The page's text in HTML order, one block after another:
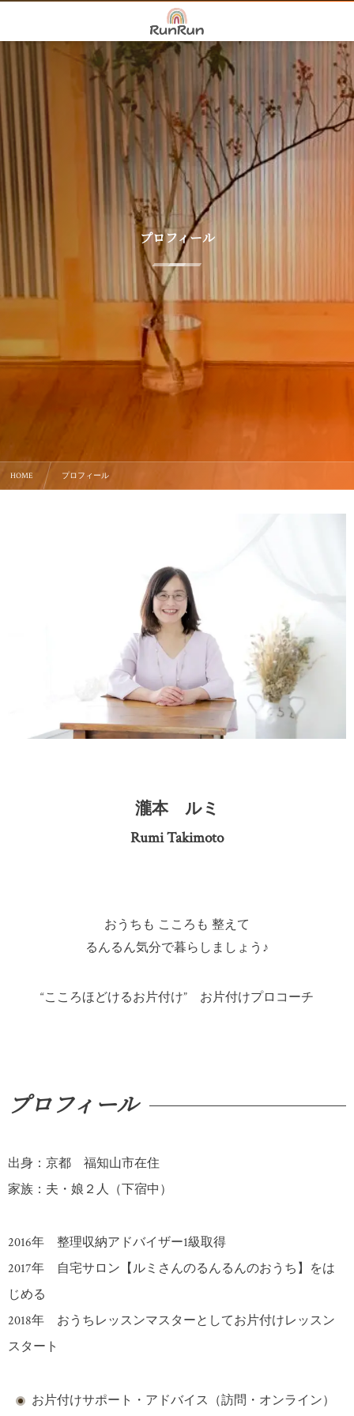
プロフィール
HOME プロフィール
瀧本 ルミ
Rumi Takimoto
おうちも こころも 整えて
るんるん気分で暮らしましょう♪
“こころほどけるお片付け” お片付けプロコーチ
プロフィール
出身：京都 福知山市在住
家族：夫・娘２人（下宿中）
2016年 整理収納アドバイザー1級取得
2017年 自宅サロン【ルミさんのるんるんのおうち】をは
じめる
2018年 おうちレッスンマスターとしてお片付けレッスン
スタート
お片付けサポート・アドバイス（訪問・オンライン）